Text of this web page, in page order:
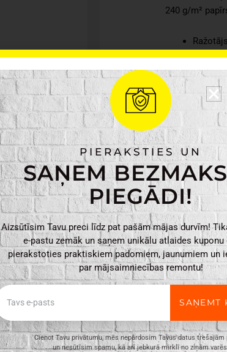
240 g/m²
Krāsa:
Svars:
Izmēri:
Festi
papīra
krūzītes,zelta
kr.,
250
ml
8
gab.
daudzums
PIERAKSTIES UN
SAŅEM
PIEGĀDI!
Aizsūtīsim Tavu preci līdz pat pašām mājas durvīm!
e-pastu zemāk un saņem unikālu atlaides kuponu
pierakstoties praktiskiem padomiem, jaunumiem un
par mājsaimniecības remontu!
SAŅEMT
Cienot Tavu privātumu, mēs nepārdosim Tavus datus trešajām
un nesūtīsim spamu, kā arī jebkurā mirklī no ziņām